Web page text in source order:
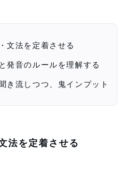
法を定着させる
音のルールを理解する
流しつつ、鬼インプット
法を定着させる